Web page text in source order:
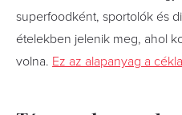
superfoodként, sportolók és
ételekben jelenik meg, ahol
volna. Ez az alapanyag a cékla